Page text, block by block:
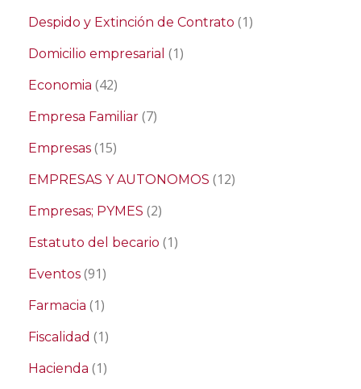
Despido y Extinción de Contrato (1)
Domicilio empresarial (1)
Economia (42)
Empresa Familiar (7)
Empresas (15)
EMPRESAS Y AUTONOMOS (12)
Empresas; PYMES (2)
Estatuto del becario (1)
Eventos (91)
Farmacia (1)
Fiscalidad (1)
Hacienda (1)